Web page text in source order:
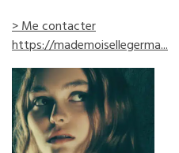
> Me contacter
https://mademoisellegerma...